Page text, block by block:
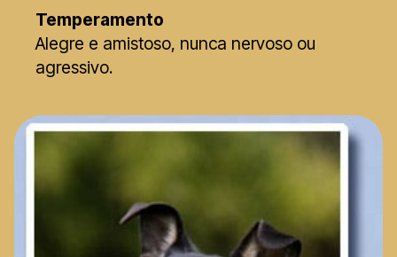
Temperamento
Alegre e amistoso, nunca nervoso ou
agressivo.